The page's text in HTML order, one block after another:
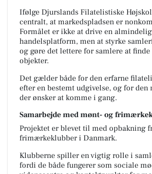
Ifølge Djurslands Filatelistiske
centralt, at markedspladsen er
Formålet er ikke at drive en almindelig
handelsplatform, men at styrke
og gøre det lettere for samlere at
objekter.
Det gælder både for den erfarne
efter en bestemt udgivelse, og for den
der ønsker at komme i gang.
Samarbejde med mønt- og
Projektet er blevet til med opbakning
frimærkeklubber i Danmark.
Klubberne spiller en vigtig rolle i
fordi de både fungerer som sociale